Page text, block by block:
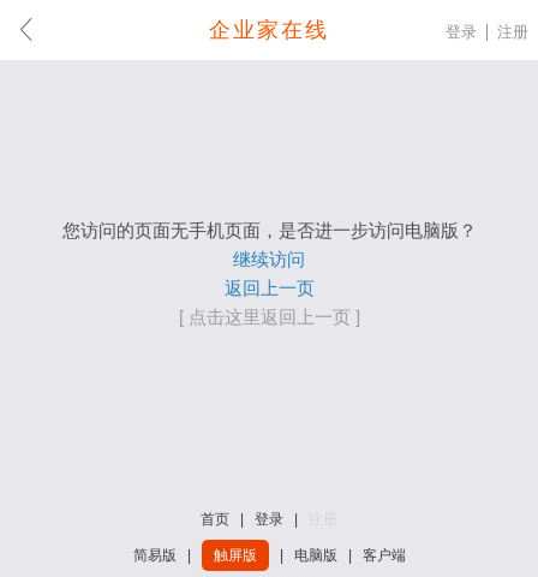
企业家在线 登录 注册
您访问的页面无手机页面，是否进一步访问电脑版？
继续访问
返回上一页
[ 点击这里返回上一页 ]
首页 登录
简易版 触屏版 电脑版
客户端